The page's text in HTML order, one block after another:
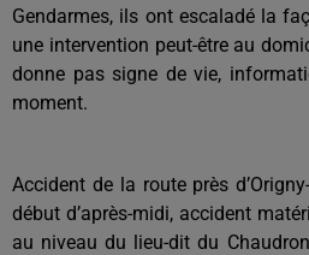
Gendarmes, ils ont escaladé la
une intervention peut-être au
donne pas signe de vie,
moment.
Accident de la route près
début d’après-midi, accident
au niveau du lieu-dit du